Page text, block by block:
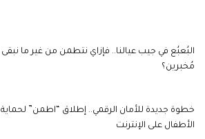
البُعبُع في جيب عيالنا.. فإزاي نتطمن من غير ما نبقى
مُخبرين؟
خطوة جديدة للأمان الرقمي.. إطلاق “اطمن” لحماية
الأطفال على الإنترنت